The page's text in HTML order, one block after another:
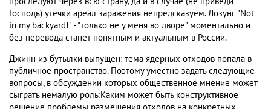
Господь) утечки ареал заражения непредсказуем. Лозунг "Not
in my backyard!" - "только не у меня во дворе" моментально и
без перевода станет понятным и актуальным в России.
Джинн из бутылки выпущен: тема ядерных отходов попала в
публичное пространство. Поэтому уместно задать следующие
вопросы, в обсуждении которых общественное мнение может
сыграть немалую роль:Каким может быть конструктивное